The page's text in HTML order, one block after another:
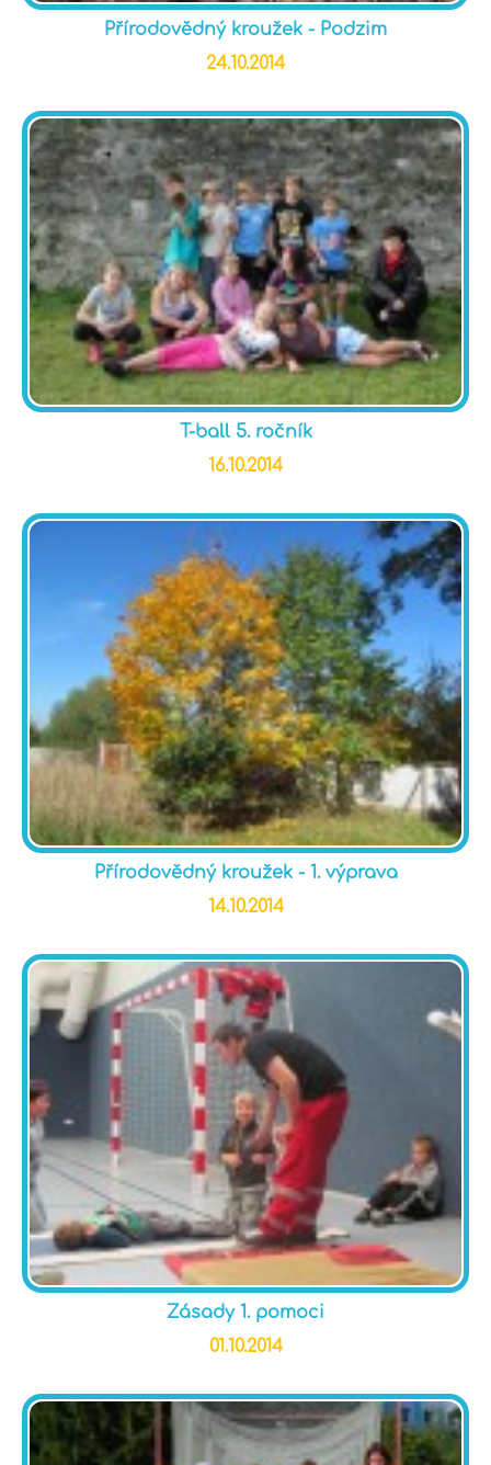
Přírodovědný kroužek - Podzim
24.10.2014
T-ball 5. ročník
16.10.2014
Přírodovědný kroužek - 1. výprava
14.10.2014
Zásady 1. pomoci
01.10.2014